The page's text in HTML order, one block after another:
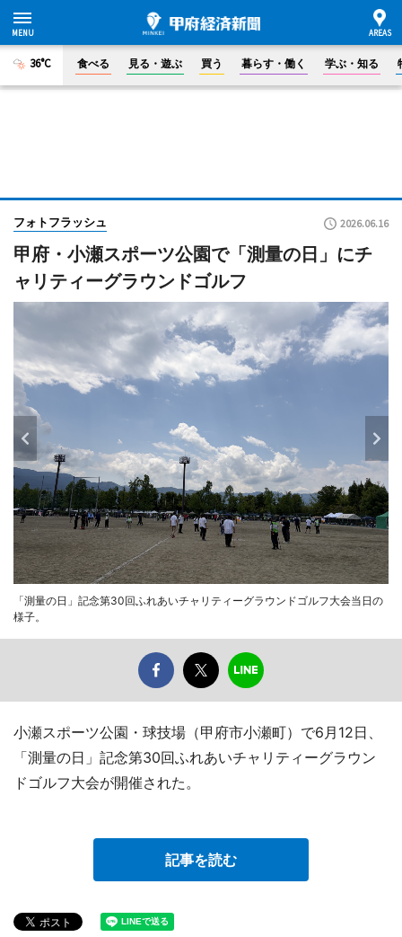
36°C 食べる 見る・遊ぶ 買う 暮らす・働く 学ぶ・知る
フォトフラッシュ 2026.06.16
甲府・小瀬スポーツ公園で「測量の日」にチ
ャリティーグラウンドゴルフ
「測量の日」記念第30回ふれあいチャリティーグラウンドゴルフ大会当日の
様子。
小瀬スポーツ公園・球技場（甲府市小瀬町）で6月12日、
「測量の日」記念第30回ふれあいチャリティーグラウン
ドゴルフ大会が開催された。
記事を読む